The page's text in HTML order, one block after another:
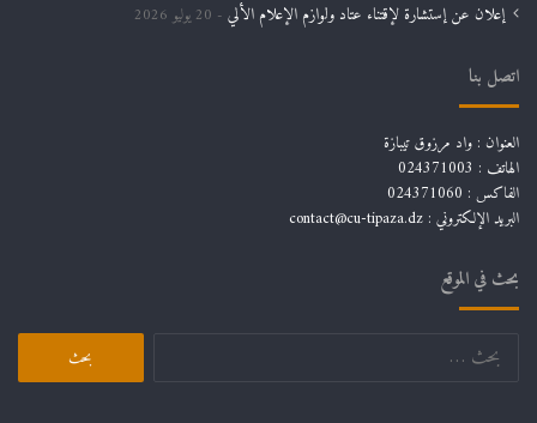
إعلان عن إستشارة لإقتناء عتاد ولوازم الإعلام الألي 20 يوليو 2026
اتصل بنا
العنوان : واد مرزوق تيبازة
الهاتف : 024371003
الفاكس : 024371060
البريد الإلكتروني : contact@cu-tipaza.dz
بحث في الموقع
البحث